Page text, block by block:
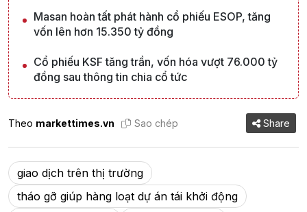
Masan hoàn tất phát hành cổ phiếu ESOP, tăng
vốn lên hơn 15.350 tỷ đồng
Cổ phiếu KSF tăng trần, vốn hóa vượt 76.000 tỷ
đồng sau thông tin chia cổ tức
Theo markettimes.vn Sao chép Share
giao dịch trên thị trường
tháo gỡ giúp hàng loạt dự án tái khởi động